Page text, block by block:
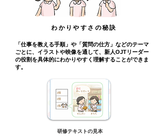
わかりやすさの秘訣
「仕事を教える手順」や「質問の仕方」などのテーマ
ごとに、イラストや映像を通して、新人OJTリーダー
の役割を具体的にわかりやすく理解することができま
す。
研修テキストの見本